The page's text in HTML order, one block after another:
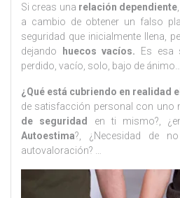
Si creas una relación dependiente
a cambio de obtener un falso
seguridad que inicialmente llena,
dejando
huecos vacíos.
Es esa
perdido, vacío, solo, bajo de
¿Qué está cubriendo en realidad
de satisfacción personal con uno
de seguridad en ti mismo?,
Autoestima?, ¿Necesidad de
autovaloración? …